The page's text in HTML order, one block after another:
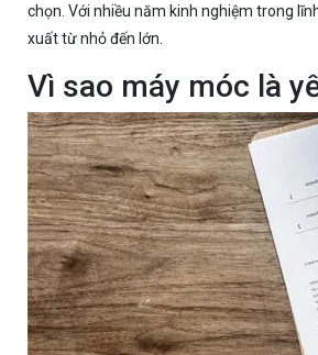
chọn. Với nhiều năm kinh nghiệm trong
xuất từ nhỏ đến lớn.
Vì sao máy móc là